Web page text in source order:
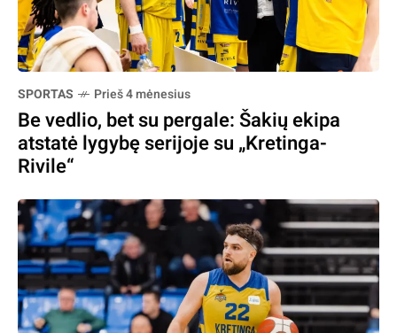
SPORTAS Prieš 4 mėnesius
Be vedlio, bet su pergale: Šakių ekipa
atstatė lygybę serijoje su „Kretinga-
Rivile“